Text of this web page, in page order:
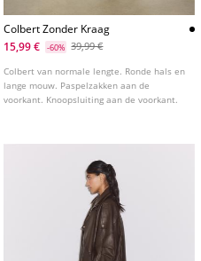
Colbert Zonder Kraag
15,99 €
-60% 39,99 €
Colbert van normale lengte. Ronde hals en
lange mouw. Paspelzakken aan de
voorkant. Knoopsluiting aan de voorkant.